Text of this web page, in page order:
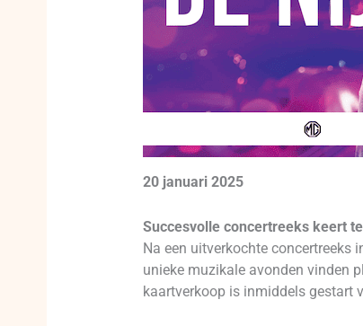
20 januari 2025
Succesvolle concertreeks keert
Na een uitverkochte concertreeks
unieke muzikale avonden vinden
kaartverkoop is inmiddels gestart